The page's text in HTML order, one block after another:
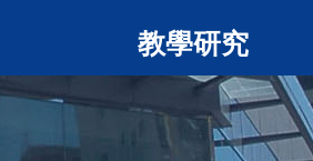
教學研究